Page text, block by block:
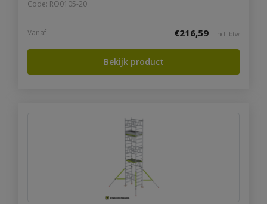
Code: RO0105-20
Vanaf €216,59 incl. btw
Bekijk product